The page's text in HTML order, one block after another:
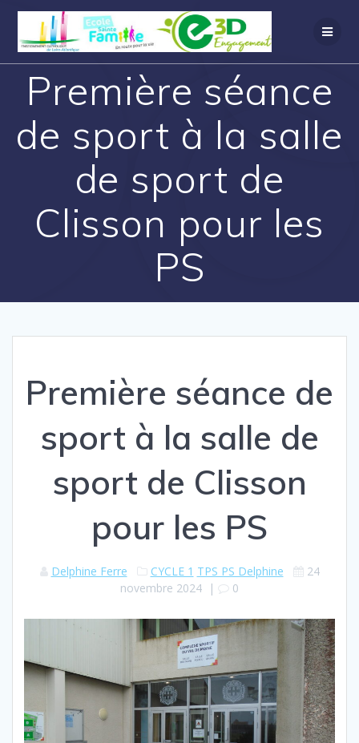
Première séance
de sport à la salle
de sport de
Clisson pour les
PS
Première séance de
sport à la salle de
sport de Clisson
pour les PS
Delphine Ferre CYCLE 1 TPS PS Delphine
24
novembre 2024 | 0